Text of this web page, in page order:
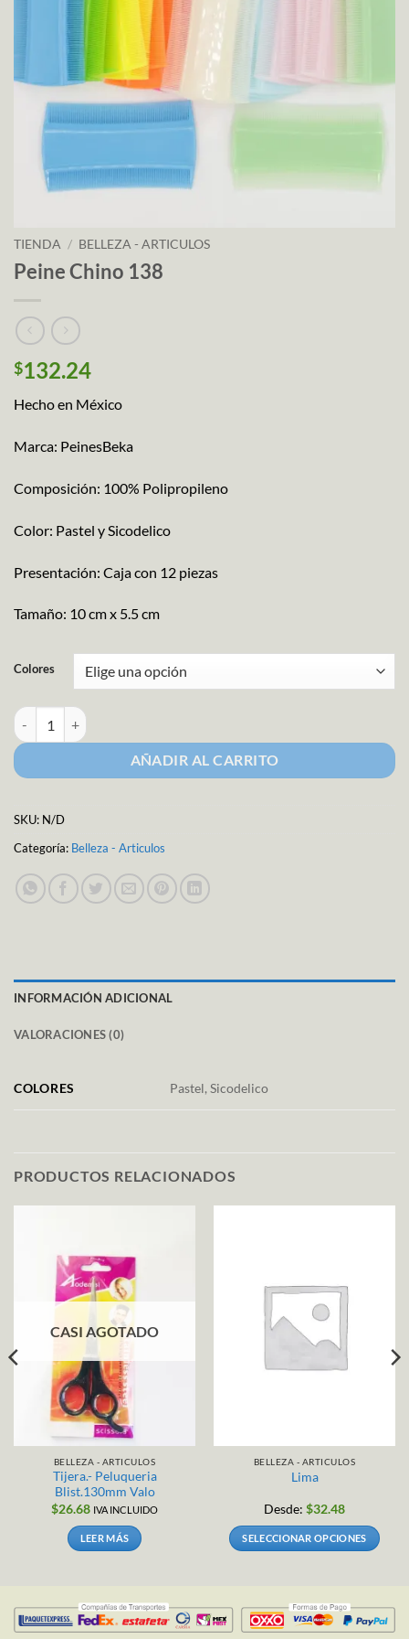
TIENDA / BELLEZA - ARTICULOS
Peine Chino 138
$132.24
Hecho en México
Marca: PeinesBeka
Composición: 100% Polipropileno
Color: Pastel y Sicodelico
Presentación: Caja con 12 piezas
Tamaño: 10 cm x 5.5 cm
Colores
Peine Chino 138 cantidad
AÑADIR AL CARRITO
SKU: N/D
Categoría: Belleza - Articulos
INFORMACIÓN ADICIONAL
VALORACIONES (0)
COLORES Pastel, Sicodelico
PRODUCTOS RELACIONADOS
CASI AGOTADO
BELLEZA - ARTICULOS
Tijera.- Peluqueria
Blist.130mm Valo
$26.68 IVA INCLUIDO
LEER MÁS
BELLEZA - ARTICULOS
Lima
Desde: $32.48
SELECCIONAR OPCIONES
múltiples
variantes.